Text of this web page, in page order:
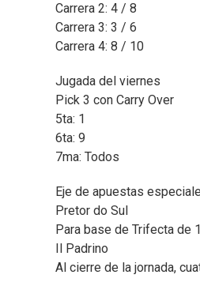
Carrera 2: 4 / 8
Carrera 3: 3 / 6
Carrera 4: 8 / 10
Jugada del viernes
Pick 3 con Carry Over
5ta: 1
6ta: 9
7ma: Todos
Eje de apuestas
Pretor do Sul
Para base de Trifecta de
Il Padrino
Al cierre de la jornada,